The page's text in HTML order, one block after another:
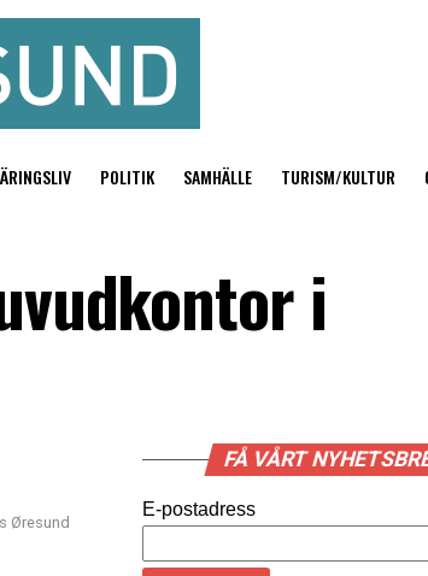
POLITIK SAMHÄLLE TURISM/KULTUR
i
Øresund
FÅ VÅRT
E-postadress